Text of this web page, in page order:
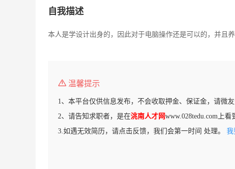
自我描述
本人是学设计出身的，因此对于电脑操作还是可以的，并且
温馨提示
1、本平台仅供信息发布，不会收取押金、保证金，请微友
2、请告知求职者，是在洮南人才网www.028tedu.com上看
3.如遇无效简历，请点击反馈，我们会第一时间 处理。 我